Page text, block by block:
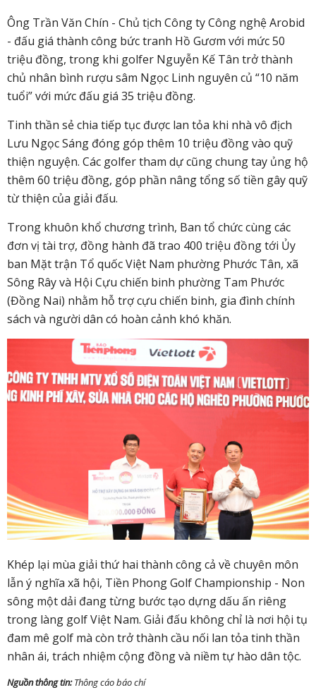
Ông Trần Văn Chín - Chủ tịch Công ty Công nghệ Arobid
- đấu giá thành công bức tranh Hồ Gươm với mức 50
triệu đồng, trong khi golfer Nguyễn Kế Tân trở thành
chủ nhân bình rượu sâm Ngọc Linh nguyên củ “10 năm
tuổi” với mức đấu giá 35 triệu đồng.
Tinh thần sẻ chia tiếp tục được lan tỏa khi nhà vô địch
Lưu Ngọc Sáng đóng góp thêm 10 triệu đồng vào quỹ
thiện nguyện. Các golfer tham dự cũng chung tay ủng hộ
thêm 60 triệu đồng, góp phần nâng tổng số tiền gây quỹ
từ thiện của giải đấu.
Trong khuôn khổ chương trình, Ban tổ chức cùng các
đơn vị tài trợ, đồng hành đã trao 400 triệu đồng tới Ủy
ban Mặt trận Tổ quốc Việt Nam phường Phước Tân, xã
Sông Rây và Hội Cựu chiến binh phường Tam Phước
(Đồng Nai) nhằm hỗ trợ cựu chiến binh, gia đình chính
sách và người dân có hoàn cảnh khó khăn.
Khép lại mùa giải thứ hai thành công cả về chuyên môn
lẫn ý nghĩa xã hội, Tiền Phong Golf Championship - Non
sông một dải đang từng bước tạo dựng dấu ấn riêng
trong làng golf Việt Nam. Giải đấu không chỉ là nơi hội tụ
đam mê golf mà còn trở thành cầu nối lan tỏa tinh thần
nhân ái, trách nhiệm cộng đồng và niềm tự hào dân tộc.
Nguồn thông tin:Thông cáo báo chí